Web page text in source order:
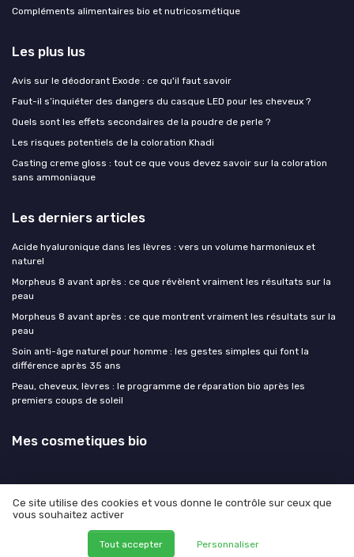
Compléments alimentaires bio et nutricosmétique
Les plus lus
Avis sur le déodorant Exode : ce qu'il faut savoir
Faut-il s’inquiéter des dangers du casque LED pour les cheveux ?
Quels sont les effets secondaires de la poudre de perle ?
Les risques potentiels de la coloration Khadi
Casting creme gloss : tout ce que vous devez savoir sur la coloration
sans ammoniaque
Les derniers articles
Acide hyaluronique dans les lèvres : vers un volume harmonieux et
naturel
Morpheus 8 avant après : ce que révèlent vraiment les résultats sur la
peau
Morpheus 8 avant après : ce que montrent vraiment les résultats sur la
peau
Soin anti-âge naturel pour homme : les gestes simples qui font la
différence après 35 ans
Peau, cheveux, lèvres : le programme de réparation bio après les
premiers coups de soleil
Mes cosmetiques bio
Mentions légales
© Mes cosmetiques bio 2026
Ce site utilise des cookies et vous donne le contrôle sur ceux que
vous souhaitez activer
Tout accepter Personnaliser